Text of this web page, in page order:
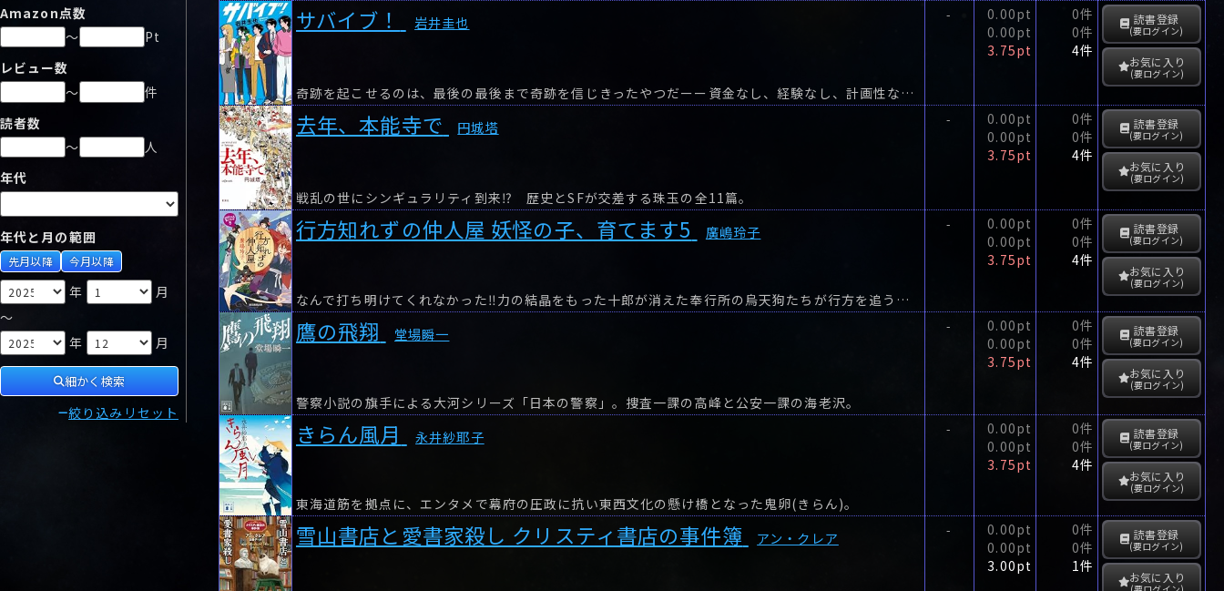
Amazon点数
～
Pt
レビュー数
～
件
読者数
～
人
年代
年代と月の範囲
先月以降 今月以降
年
月
～
年
月
細かく検索
絞り込みリセット
サバイブ！ 岩井圭也
奇跡を起こせるのは、最後の最後まで奇跡を信じきったやつだーー資金なし、経験なし、計画性なし。
-
0.00pt
0.00pt
3.75pt
0件
0件
4件
読書登録
(要ログイン)
お気に入り
(要ログイン)
去年、本能寺で 円城塔
戦乱の世にシンギュラリティ到来⁉ 歴史とSFが交差する珠玉の全11篇。
-
0.00pt
0.00pt
3.75pt
0件
0件
4件
読書登録
(要ログイン)
お気に入り
(要ログイン)
行方知れずの仲人屋 妖怪の子、育てます5 廣嶋玲子
なんで打ち明けてくれなかった‼力の結晶をもった十郎が消えた奉行所の烏天狗たちが行方を追うが……〈妖怪の子預かります〉シリーズ第2部大人気、お江戸妖怪ファンタジイ第5弾妖怪をさらう...
-
0.00pt
0.00pt
3.75pt
0件
0件
4件
読書登録
(要ログイン)
お気に入り
(要ログイン)
鷹の飛翔 堂場瞬一
警察小説の旗手による大河シリーズ「日本の警察」。捜査一課の高峰と公安一課の海老沢。
-
0.00pt
0.00pt
3.75pt
0件
0件
4件
読書登録
(要ログイン)
お気に入り
(要ログイン)
きらん風月 永井紗耶子
東海道筋を拠点に、エンタメで幕府の圧政に抗い東西文化の懸け橋となった鬼卵(きらん)。
-
0.00pt
0.00pt
3.75pt
0件
0件
4件
読書登録
(要ログイン)
お気に入り
(要ログイン)
雪山書店と愛書家殺し クリスティ書店の事件簿 アン・クレア -
0.00pt
0.00pt
3.00pt
0件
0件
1件
読書登録
(要ログイン)
お気に入り